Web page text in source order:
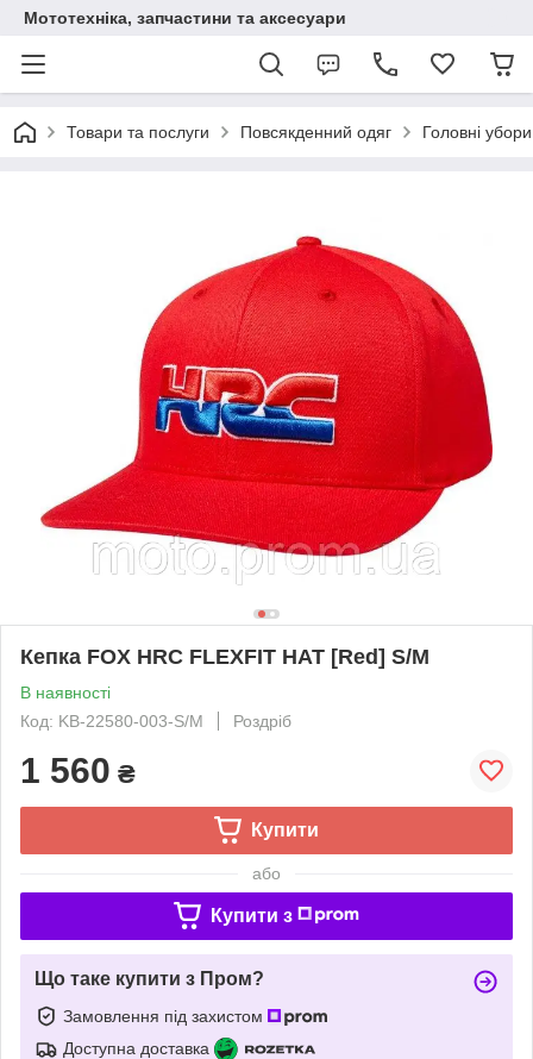
Мототехніка, запчастини та аксесуари
Товари та послуги Повсякденний одяг Головні убори
Кепка FOX HRC FLEXFIT HAT [Red] S/M
В наявності
Код: KB-22580-003-S/M
Роздріб
1 560 ₴
Купити
або
Купити з
Що таке купити з Пром?
Замовлення під захистом
Доступна доставка